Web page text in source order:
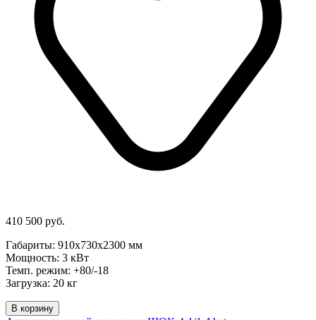
410 500 руб.
Габариты: 910х730х2300 мм
Мощность: 3 кВт
Темп. режим: +80/-18
Загрузка: 20 кг
В корзину